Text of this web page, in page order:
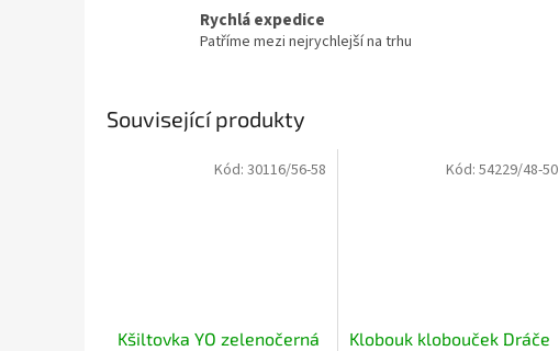
Rychlá expedice
Patříme mezi nejrychlejší na trhu
Související produkty
Kšiltovka YO zelenočerná
Kód: 30116/56-58
Klobouk klobouček Dráče
Kód: 54229/48-50